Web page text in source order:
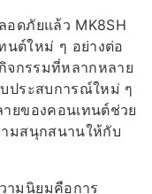
อดภัยแล้ว MK8SH
ต์ใหม่ ๆ อย่างต่อ
จกรรมที่หลากหลาย
ประสบการณ์ใหม่ ๆ
ยของคอนเทนต์ช่วย
ามสนุกสนานให้กับ
ามนิยมคือการ